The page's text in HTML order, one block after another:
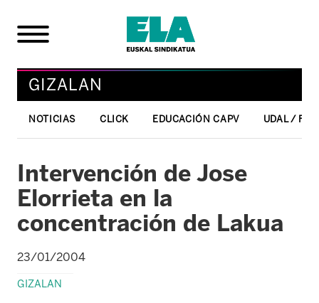
GIZALAN
NOTICIAS CLICK EDUCACIÓN CAPV UDAL /
Intervención de Jose
Elorrieta en la
concentración de Lakua
23/01/2004
GIZALAN